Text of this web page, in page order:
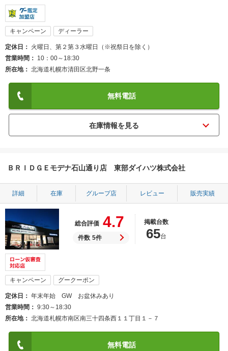
キャンペーン ディーラー
定休日
火曜日、第２第３水曜日（※祝祭日を除く）
営業時間
10：00～18:30
所在地
北海道札幌市清田区北野一条
無料電話
ＢＲＩＤＧＥモデナ石山通り店 東部ダイハツ株式会社
詳細 在庫 グループ店 レビュー 販売実績
総合評価 4.7
件数 5件
掲載台数
65台
キャンペーン グークーポン
定休日
年末年始 GW お盆休みあり
営業時間
9:30～18:30
所在地
北海道札幌市南区南三十四条西１１丁目１－７
無料電話